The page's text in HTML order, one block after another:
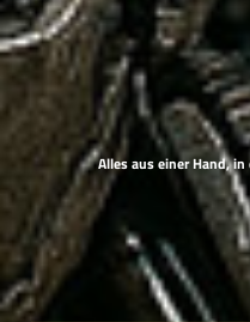
Alles aus einer Hand,